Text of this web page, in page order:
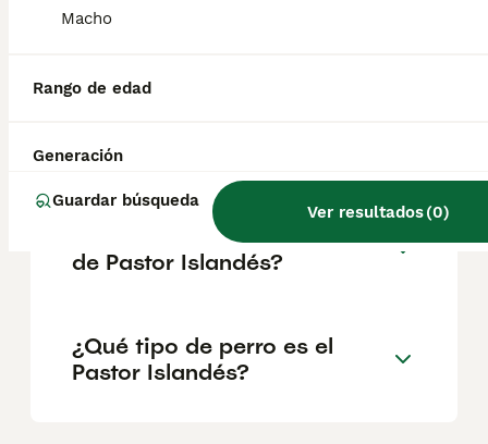
Macho
Rango de edad
Generación
Guardar búsqueda
Ver resultados(0)
¿Los pastores islandeses
australiano?
¿Cuánto cuesta un cachorro
de Pastor Islandés?
¿Qué tipo de perro es el
Pastor Islandés?